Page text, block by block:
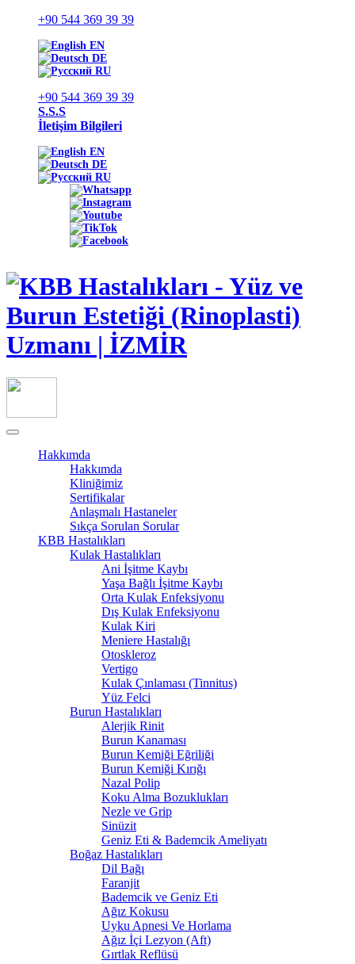
+90 544 369 39 39
EN
DE
RU
+90 544 369 39 39
S.S.S
İletişim Bilgileri
EN
DE
RU
Hakkımda
Hakkımda
Kliniğimiz
Sertifikalar
Anlaşmalı Hastaneler
Sıkça Sorulan Sorular
KBB Hastalıkları
Kulak Hastalıkları
Ani İşitme Kaybı
Yaşa Bağlı İşitme Kaybı
Orta Kulak Enfeksiyonu
Dış Kulak Enfeksiyonu
Kulak Kiri
Meniere Hastalığı
Otoskleroz
Vertigo
Kulak Çınlaması (Tinnitus)
Yüz Felci
Burun Hastalıkları
Alerjik Rinit
Burun Kanaması
Burun Kemiği Eğriliği
Burun Kemiği Kırığı
Nazal Polip
Koku Alma Bozuklukları
Nezle ve Grip
Sinüzit
Geniz Eti & Bademcik Ameliyatı
Boğaz Hastalıkları
Dil Bağı
Faranjit
Bademcik ve Geniz Eti
Ağız Kokusu
Uyku Apnesi Ve Horlama
Ağız İçi Lezyon (Aft)
Gırtlak Reflüsü